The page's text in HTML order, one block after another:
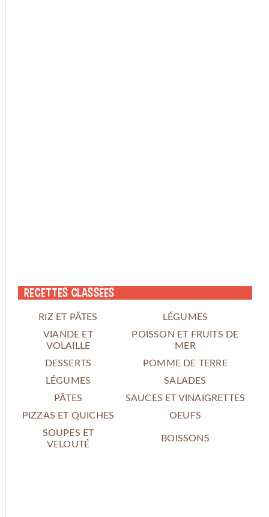
Recettes classées
RIZ ET PÂTES
LÉGUMES
VIANDE ET
VOLAILLE
POISSON ET FRUITS DE
MER
DESSERTS
POMME DE TERRE
LÉGUMES
SALADES
PÂTES
SAUCES ET VINAIGRETTES
PIZZAS ET QUICHES
OEUFS
SOUPES ET
VELOUTÉ
BOISSONS